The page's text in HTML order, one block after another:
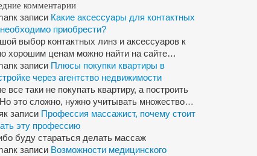
комментарии
к записи Какие аксессуары для контактных
приобрести?
выбор контактных линз и аксессуаров к
хорошим ценам можно найти на сайте…
к записи Плюсы покупки квартиры в
через агентство недвижимости
все таки не покупать квартиру, а построить
это сложно, нужно учитывать множество…
к записи Профессия массажист, почему стоит
эту профессию
буду стараться делать массаж
к записи Возможности медицинского